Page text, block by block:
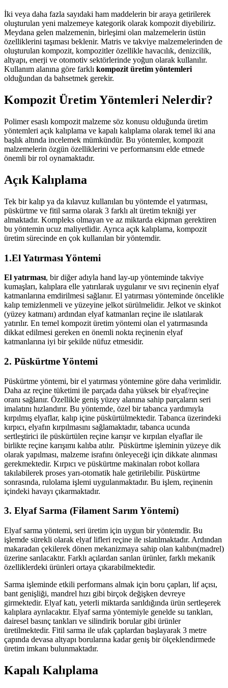
İki veya daha fazla sayıdaki ham maddelerin bir araya getirilerek
oluşturulan yeni malzemeye kategorik olarak kompozit diyebiliriz.
Meydana gelen malzemenin, birleşimi olan malzemelerin üstün
özelliklerini taşıması beklenir. Matris ve takviye malzemelerinden de
oluşturulan kompozit, kompozitler özellikle havacılık, denizcilik,
altyapı, enerji ve otomotiv sektörlerinde yoğun olarak kullanılır.
Kullanım alanına göre farklı kompozit üretim yöntemleri
olduğundan da bahsetmek gerekir.
Kompozit Üretim Yöntemleri Nelerdir?
Polimer esaslı kompozit malzeme söz konusu olduğunda üretim
yöntemleri açık kalıplama ve kapalı kalıplama olarak temel iki ana
başlık altında incelemek mümkündür. Bu yöntemler, kompozit
malzemelerin özgün özelliklerini ve performansını elde etmede
önemli bir rol oynamaktadır.
Açık Kalıplama
Tek bir kalıp ya da kılavuz kullanılan bu yöntemde el yatırması,
püskürtme ve fitil sarma olarak 3 farklı alt üretim tekniği yer
almaktadır. Kompleks olmayan ve az miktarda ekipman gerektiren
bu yöntemin ucuz maliyetlidir. Ayrıca açık kalıplama, kompozit
üretim sürecinde en çok kullanılan bir yöntemdir.
1.El Yatırması Yöntemi
El yatırması, bir diğer adıyla hand lay-up yönteminde takviye
kumaşları, kalıplara elle yatırılarak uygulanır ve sıvı reçinenin elyaf
katmanlarına emdirilmesi sağlanır. El yatırması yönteminde öncelikle
kalıp temizlenmeli ve yüzeyine jelkot sürülmelidir. Jelkot ve skinkot
(yüzey katmanı) ardından elyaf katmanları reçine ile ıslatılarak
yatırılır. En temel kompozit üretim yöntemi olan el yatırmasında
dikkat edilmesi gereken en önemli nokta reçinenin elyaf
katmanlarına iyi bir şekilde nüfuz etmesidir.
2. Püskürtme Yöntemi
Püskürtme yöntemi, bir el yatırması yöntemine göre daha verimlidir.
Daha az reçine tüketimi ile parçada daha yüksek bir elyaf/reçine
oranı sağlanır. Özellikle geniş yüzey alanına sahip parçaların seri
imalatını hızlandırır. Bu yöntemde, özel bir tabanca yardımıyla
kırpılmış elyaflar, kalıp içine püskürtülmektedir. Tabanca üzerindeki
kırpıcı, elyafın kırpılmasını sağlamaktadır, tabanca ucunda
sertleştirici ile püskürtülen reçine karışır ve kırpılan elyaflar ile
birlikte reçine karışımı kalıba atılır. Püskürtme işleminin yüzeye dik
olarak yapılması, malzeme israfını önleyeceği için dikkate alınması
gerekmektedir. Kırpıcı ve püskürtme makinaları robot kollara
takılabilerek proses yarı-otomatik hale getirilebilir. Püskürtme
sonrasında, rulolama işlemi uygulanmaktadır. Bu işlem, reçinenin
içindeki havayı çıkarmaktadır.
3. Elyaf Sarma (Filament Sarım Yöntemi)
Elyaf sarma yöntemi, seri üretim için uygun bir yöntemdir. Bu
işlemde sürekli olarak elyaf lifleri reçine ile ıslatılmaktadır. Ardından
makaradan çekilerek dönen mekanizmaya sahip olan kalıbın(madrel)
üzerine sarılacaktır. Farklı açılardan sarılan ürünler, farklı mekanik
özelliklerdeki ürünleri ortaya çıkarabilmektedir.
Sarma işleminde etkili performans almak için boru çapları, lif açısı,
bant genişliği, mandrel hızı gibi birçok değişken devreye
girmektedir. Elyaf katı, yeterli miktarda sarıldığında ürün sertleşerek
kalıplara ayrılacaktır. Elyaf sarma yöntemiyle genelde su tankları,
dairesel basınç tankları ve silindirik borular gibi ürünler
üretilmektedir. Fitil sarma ile ufak çaplardan başlayarak 3 metre
çapında devasa altyapı borularına kadar geniş bir ölçeklendirmede
üretim imkanı bulunmaktadır.
Kapalı Kalıplama